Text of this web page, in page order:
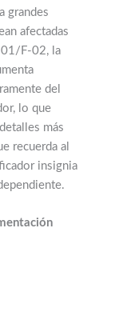
grandes
afectadas
01/F-02, la
del
lo que
más
recuerda al
insignia